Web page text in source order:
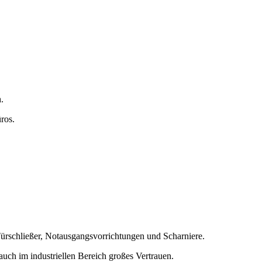
Notausgangsvorrichtungen und Scharniere.
im industriellen Bereich großes Vertrauen.